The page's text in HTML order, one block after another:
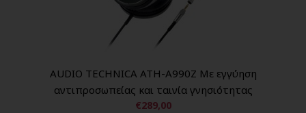
AUDIO TECHNICA ATH-A990Z Με εγγύηση
αντιπροσωπείας και ταινία γνησιότητας
€289,00